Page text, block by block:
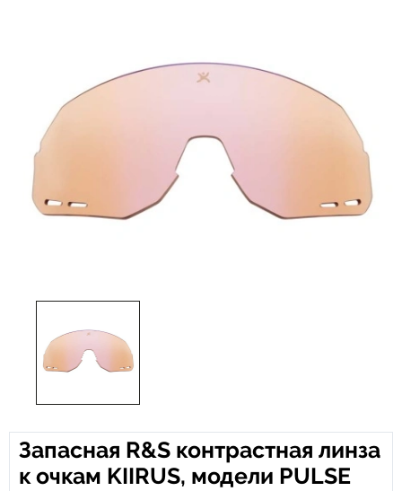
Запасная R&S контрастная линза
к очкам KIIRUS, модели PULSE